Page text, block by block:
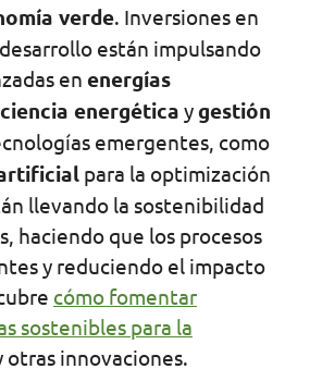
verde. Inversiones en
están impulsando
en energías
energética ygestión
emergentes, como
para la optimización
llevando la sostenibilidad
haciendo que los procesos
y reduciendo el impacto
cómo fomentar
sostenibles para la
otras innovaciones.